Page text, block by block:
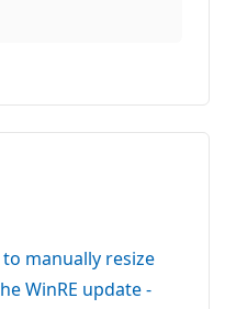
manually resize
WinRE update -